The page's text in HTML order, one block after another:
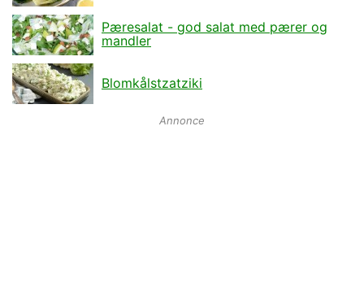
Pæresalat - god salat med pærer og
mandler
Blomkålstzatziki
Annonce